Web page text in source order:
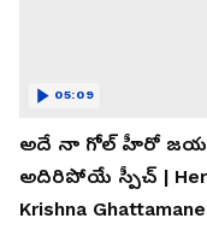
అదే నా గోల్ హీరో జయ
అదిరిపోయే స్పీచ్ |
Krishna
05:09